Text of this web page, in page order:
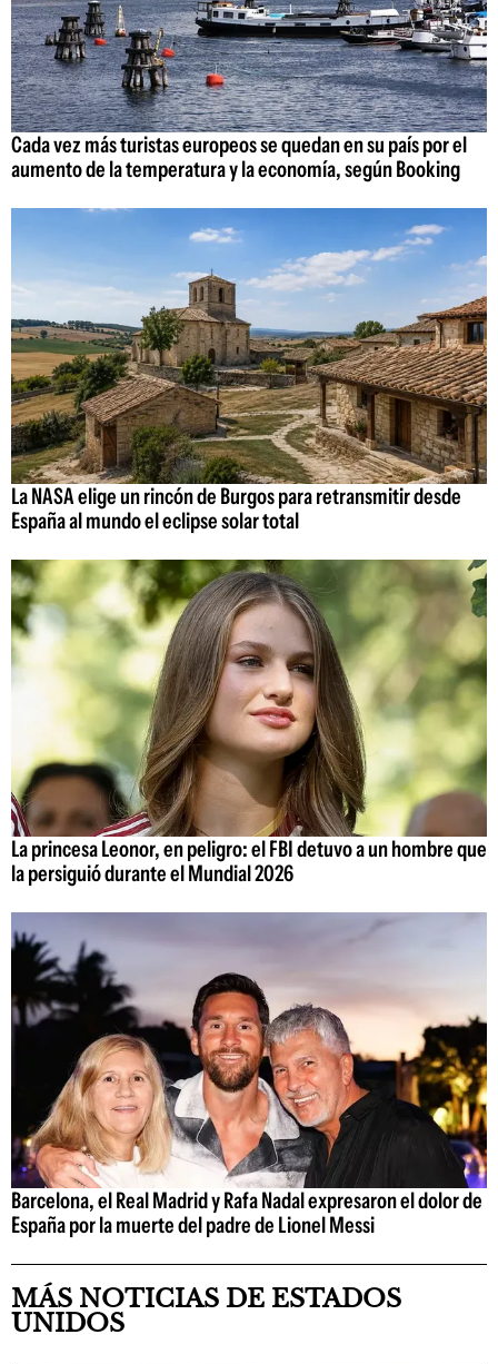
Cada vez más turistas europeos se quedan en su país por el
aumento de la temperatura y la economía, según Booking
La NASA elige un rincón de Burgos para retransmitir desde
España al mundo el eclipse solar total
La princesa Leonor, en peligro: el FBI detuvo a un hombre que
la persiguió durante el Mundial 2026
Barcelona, el Real Madrid y Rafa Nadal expresaron el dolor de
España por la muerte del padre de Lionel Messi
MÁS NOTICIAS DE ESTADOS
UNIDOS